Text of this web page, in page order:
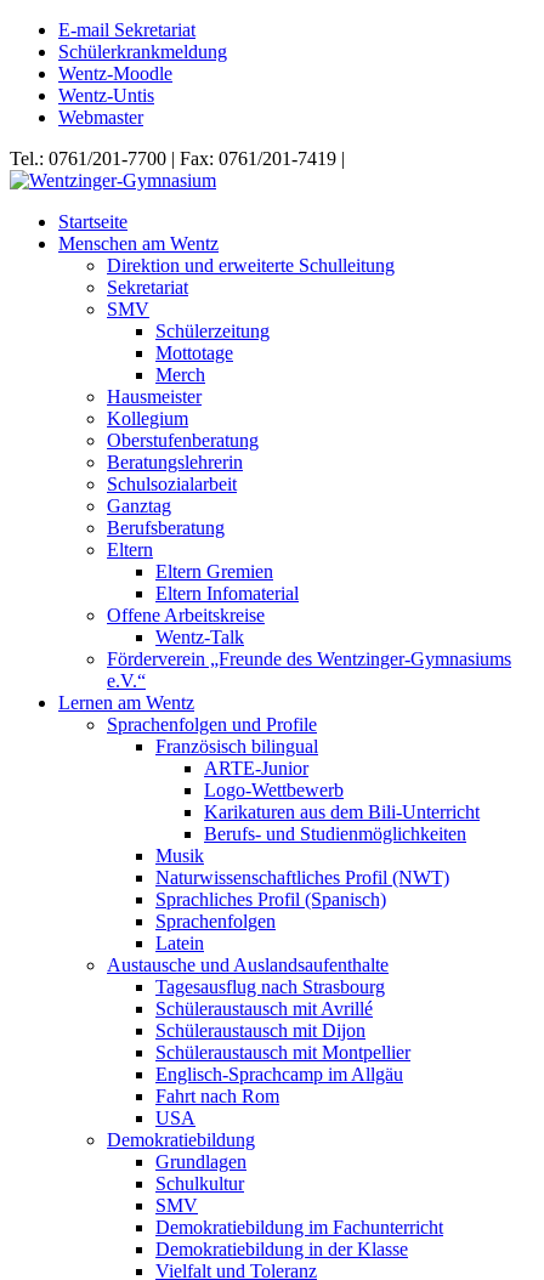
E-mail Sekretariat
Schülerkrankmeldung
Wentz-Moodle
Wentz-Untis
Webmaster
Tel.: 0761/201-7700 | Fax: 0761/201-7419 |
Startseite
Menschen am Wentz
Direktion und erweiterte Schulleitung
Sekretariat
SMV
Schülerzeitung
Mottotage
Merch
Hausmeister
Kollegium
Oberstufenberatung
Beratungslehrerin
Schulsozialarbeit
Ganztag
Berufsberatung
Eltern
Eltern Gremien
Eltern Infomaterial
Offene Arbeitskreise
Wentz-Talk
Förderverein „Freunde des Wentzinger-Gymnasiums
e.V.“
Lernen am Wentz
Sprachenfolgen und Profile
Französisch bilingual
ARTE-Junior
Logo-Wettbewerb
Karikaturen aus dem Bili-Unterricht
Berufs- und Studienmöglichkeiten
Musik
Naturwissenschaftliches Profil (NWT)
Sprachliches Profil (Spanisch)
Sprachenfolgen
Latein
Austausche und Auslandsaufenthalte
Tagesausflug nach Strasbourg
Schüleraustausch mit Avrillé
Schüleraustausch mit Dijon
Schüleraustausch mit Montpellier
Englisch-Sprachcamp im Allgäu
Fahrt nach Rom
USA
Demokratiebildung
Grundlagen
Schulkultur
SMV
Demokratiebildung im Fachunterricht
Demokratiebildung in der Klasse
Vielfalt und Toleranz